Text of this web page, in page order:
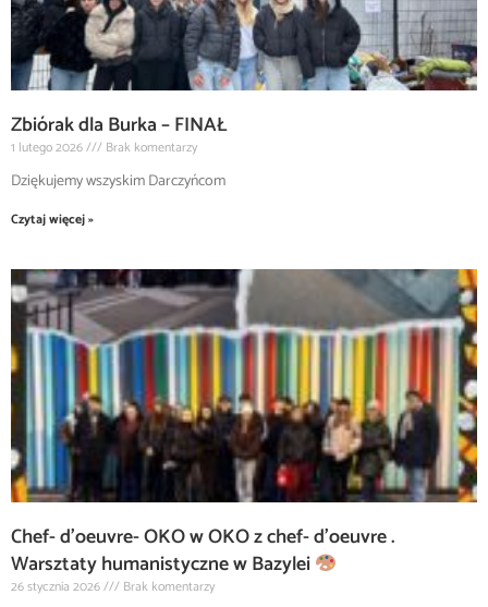
Zbiórak dla Burka – FINAŁ
1 lutego 2026 Brak komentarzy
Dziękujemy wszyskim Darczyńcom
Czytaj więcej »
Chef- d’oeuvre- OKO w OKO z chef- d’oeuvre .
Warsztaty humanistyczne w Bazylei
26 stycznia 2026 Brak komentarzy